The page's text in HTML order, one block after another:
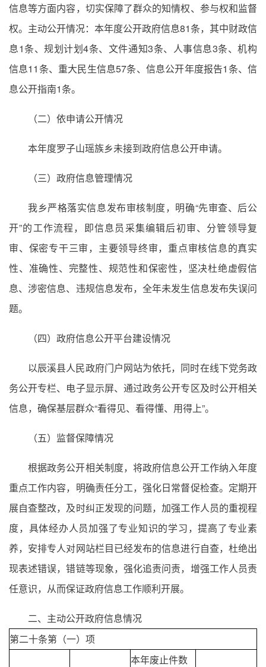
信息等方面内容，切实保障了群众的知情权、参与权和监督
权。主动公开情况：本年度公开政府信息81条，其中财政信
息1条、规划计划4条、文件通知3条、人事信息3条、机构
信息11条、重大民生信息57条、信息公开年度报告1条、信
息公开指南1条。
（二）依申请公开情况
本年度罗子山瑶族乡未接到政府信息公开申请。
（三）政府信息管理情况
我乡严格落实信息发布审核制度，明确“先审查、后公
开”的工作流程，即信息员采集编辑后初审、分管领导复
审、保密专干三审，主要领导终审，重点审核信息的真实
性、准确性、完整性、规范性和保密性，坚决杜绝虚假信
息、涉密信息、违规信息发布，全年未发生信息发布失误问
题。
（四）政府信息公开平台建设情况
以辰溪县人民政府门户网站为依托，同时在线下党务政
务公开专栏、电子显示屏、通过政务公开专区及时公开相关
信息，确保基层群众“看得见、看得懂、用得上”。
（五）监督保障情况
根据政务公开相关制度，将政府信息公开工作纳入年度
重点工作内容，明确责任分工，强化日常督促检查。定期开
展自查整改，及时纠正发现的问题，加强工作人员的重视程
度，具体经办人员加强了专业知识的学习，提高了专业素
养，安排专人对网站栏目已经发布的信息进行自查，杜绝出
现表述错误，错链等现象，强化追责问责，增强工作人员责
任意识，从而保证政府信息工作顺利开展。
二、主动公开政府信息情况
第二十条第（一）项
本年废止件数